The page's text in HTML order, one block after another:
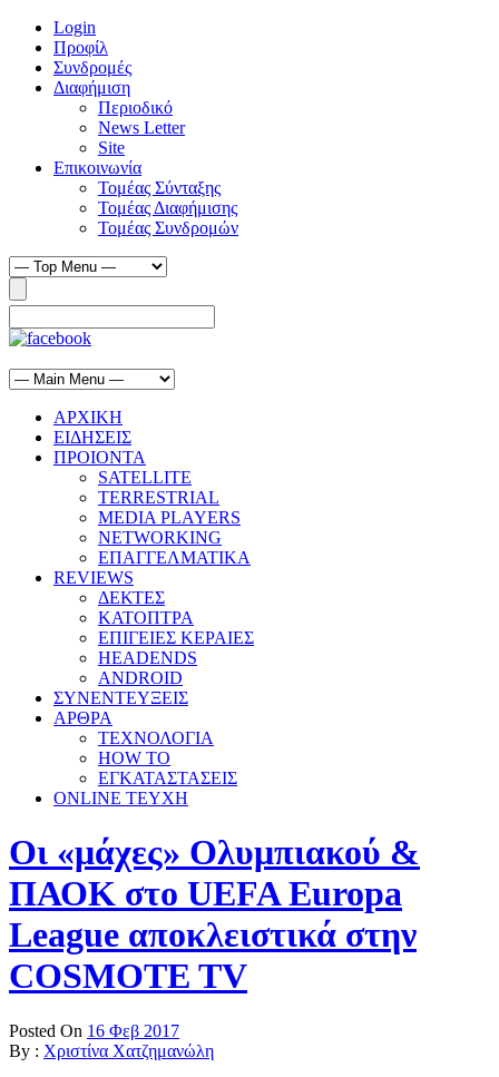
Login
Προφίλ
Συνδρομές
Διαφήμιση
Περιοδικό
News Letter
Site
Επικοινωνία
Τομέας Σύνταξης
Τομέας Διαφήμισης
Τομέας Συνδρομών
ΑΡΧΙΚΗ
ΕΙΔΗΣΕΙΣ
ΠΡΟΙΟΝΤΑ
SATELLITE
TERRESTRIAL
MEDIA PLAYERS
NETWORKING
ΕΠΑΓΓΕΛΜΑΤΙΚΑ
REVIEWS
ΔΕΚΤΕΣ
ΚΑΤΟΠΤΡΑ
ΕΠΙΓΕΙΕΣ ΚΕΡΑΙΕΣ
HEADENDS
ANDROID
ΣΥΝΕΝΤΕΥΞΕΙΣ
ΑΡΘΡΑ
ΤΕΧΝΟΛΟΓΙΑ
HOW TO
ΕΓΚΑΤΑΣΤΑΣΕΙΣ
ONLINE TEYXH
Οι «μάχες» Ολυμπιακού &
ΠΑΟΚ στο UEFA Europa
League αποκλειστικά στην
COSMOTE TV
Posted On 16 Φεβ 2017
By : Χριστίνα Χατζημανώλη